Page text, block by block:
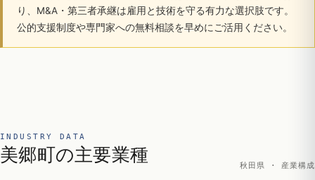
り、M&A・第三者承継は雇用と技術を守る有力な選択肢です。
公的支援制度や専門家への無料相談を早めにご活用ください。
INDUSTRY DATA
美郷町の主要業種
秋田県 · 産業構成